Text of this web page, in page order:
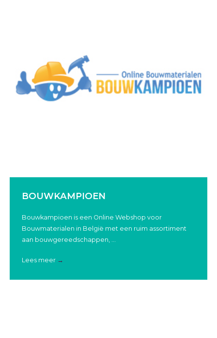
BOUWKAMPIOEN
Bouwkampioen is een Online Webshop voor
Bouwmaterialen in België met een ruim assortiment
aan bouwgereedschappen, ...
Lees meer →